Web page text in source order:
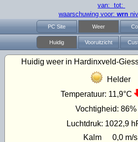
van: tot:
waarschuwing voor: wrn
PC Site Weer
Huidig Vooruitzicht
Huidig weer in Hardinxveld-
Helder
Temperatuur: 11,9°C
Vochtigheid: 86%
Luchtdruk: 1022,9
Kalm
0,0 m/s